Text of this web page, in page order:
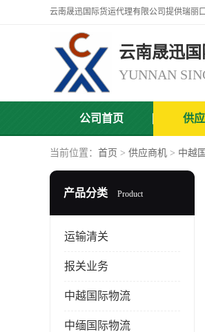
云南晟迅
公司首页 供
当前位置： 首页 > 供应商机 > 中越
产品分类 Product
运输清关
报关业务
中越国际物流
中缅国际物流